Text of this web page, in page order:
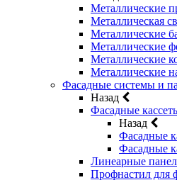
Металлические
Металлическая
Металлические
Металлические
Металлические
Металлические
Фасадные системы и
Назад
Фасадные
Назад
Фасадные
Фасадные
Линеарные
Профнастил для